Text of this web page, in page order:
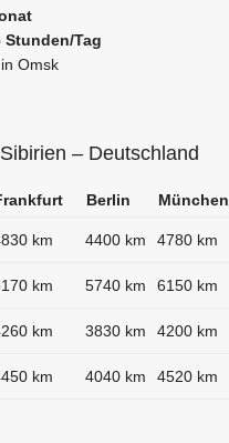
Stunden/Tag
Omsk
– Deutschland
Berlin München
km 4400 km 4780 km
km 5740 km 6150 km
km 3830 km 4200 km
km 4040 km 4520 km